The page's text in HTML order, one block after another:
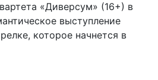
«Диверсум» (16+) в
выступление
которое начнется в